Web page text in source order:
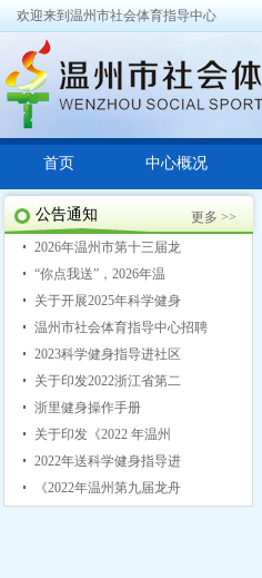
欢迎来到温州市社会体育指导中心
首页 中心概况
公告通知
更多 >>
2026年温州市第十三届龙
“你点我送”，2026年温
关于开展2025年科学健身
温州市社会体育指导中心招聘
2023科学健身指导进社区
关于印发2022浙江省第二
浙里健身操作手册
关于印发《2022 年温州
2022年送科学健身指导进
《2022年温州第九届龙舟